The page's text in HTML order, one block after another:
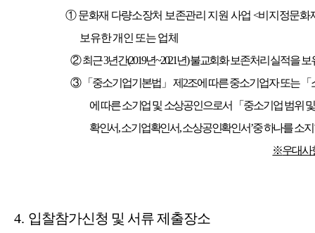
①문화재 다량소장처 보존관리 지원 사업 <비지정문화
보유한 개인 또는 업체
②최근3년간(2019년~2021년)불교회화 보존처리 실적을 보
③ 「 중소기업기본법」 제 2조에 따른 중소기업자 또는 「
에 따른 소기업 및 소상공인으로서
「 중소기업 범위
확인서,소기업확인서,소상공인확인서’중 하나를 소
※우대사
4. 입찰참가신청 및 서류 제출장소